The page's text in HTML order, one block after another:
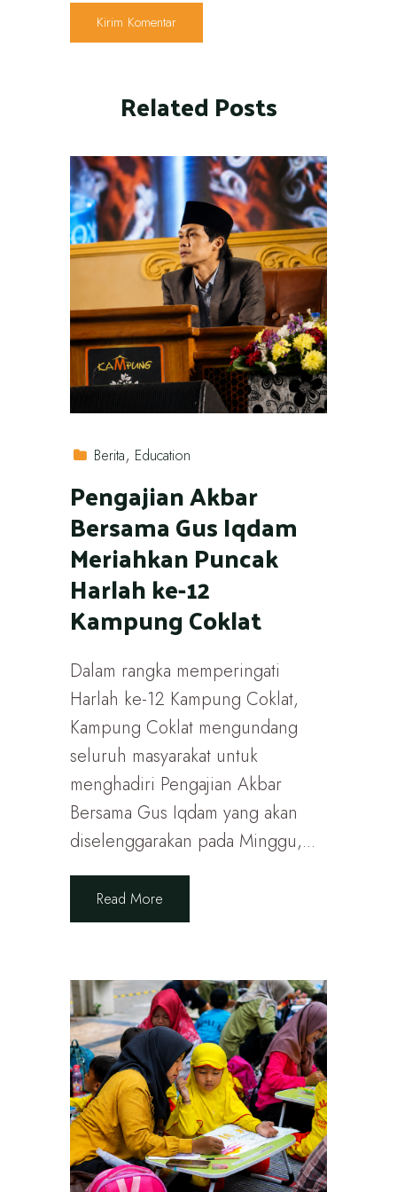
Related Posts
Berita Education
Pengajian Akbar
Bersama Gus Iqdam
Meriahkan Puncak
Harlah ke-12
Kampung Coklat
Dalam rangka memperingati
Harlah ke-12 Kampung Coklat,
Kampung Coklat mengundang
seluruh masyarakat untuk
menghadiri Pengajian Akbar
Bersama Gus Iqdam yang akan
diselenggarakan pada Minggu,...
Read More